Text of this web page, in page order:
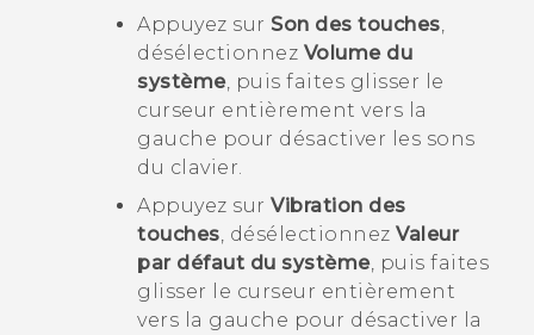
Appuyez sur Son des touches,
désélectionnez Volume du
système, puis faites glisser le
curseur entièrement vers la
gauche pour désactiver les sons
du clavier.
Appuyez sur Vibration des
touches, désélectionnez Valeur
par défaut du système, puis faites
glisser le curseur entièrement
vers la gauche pour désactiver la